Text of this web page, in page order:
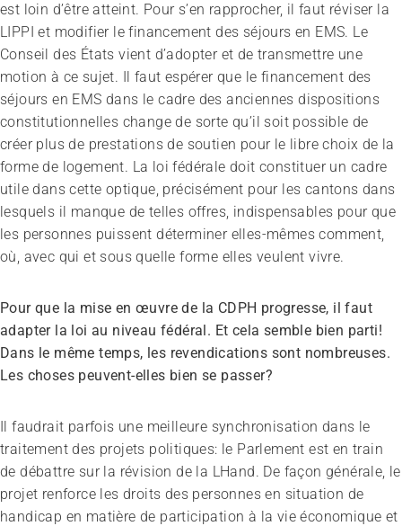
est loin d’être atteint. Pour s’en rapprocher, il faut réviser la
LIPPI et modifier le financement des séjours en EMS. Le
Conseil des États vient d’adopter et de transmettre une
motion à ce sujet. Il faut espérer que le financement des
séjours en EMS dans le cadre des anciennes dispositions
constitutionnelles change de sorte qu’il soit possible de
créer plus de prestations de soutien pour le libre choix de la
forme de logement. La loi fédérale doit constituer un cadre
utile dans cette optique, précisément pour les cantons dans
lesquels il manque de telles offres, indispensables pour que
les personnes puissent déterminer elles-mêmes comment,
où, avec qui et sous quelle forme elles veulent vivre.
Pour que la mise en œuvre de la CDPH progresse, il faut
adapter la loi au niveau fédéral. Et cela semble bien parti!
Dans le même temps, les revendications sont nombreuses.
Les choses peuvent-elles bien se passer?
Il faudrait parfois une meilleure synchronisation dans le
traitement des projets politiques: le Parlement est en train
de débattre sur la révision de la LHand. De façon générale, le
projet renforce les droits des personnes en situation de
handicap en matière de participation à la vie économique et